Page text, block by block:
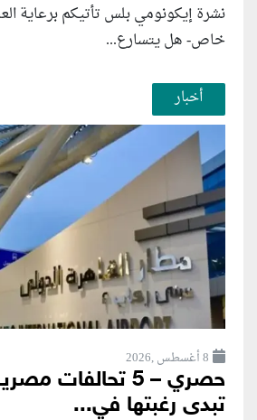
نشرة إيكونومي بلس تأتيكم برعاية
خاص- هل يتسارع...
أخبار
8 أغسطس ,2026
حصري – 5 تحالفات
تبدى رغبتها في...